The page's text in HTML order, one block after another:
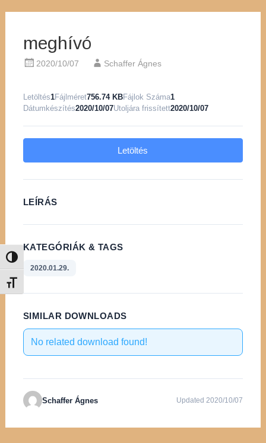
Nagy kontraszt váltása
Betűméret váltása
meghívó
2020/10/07 Schaffer Ágnes
Letöltés1Fájlméret756.74 KBFájlok Száma1
Dátumkészítés2020/10/07Utoljára frissített2020/10/07
Letöltés
LEÍRÁS
KATEGÓRIÁK & TAGS
2020.01.29.
SIMILAR DOWNLOADS
No related download found!
Schaffer Ágnes Updated 2020/10/07